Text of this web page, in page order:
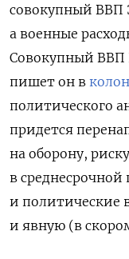
совокупный ВВП
а военные
Совокупный ВВП
пишет он в
политического
придется
на оборону,
в
и политические
и явную (в